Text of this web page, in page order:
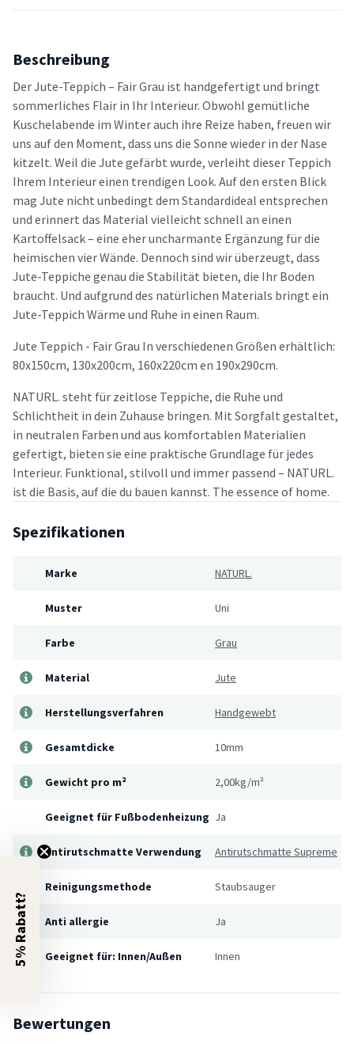
Beschreibung
Der Jute-Teppich – Fair Grau ist handgefertigt und bringt
sommerliches Flair in Ihr Interieur. Obwohl gemütliche
Kuschelabende im Winter auch ihre Reize haben, freuen wir
uns auf den Moment, dass uns die Sonne wieder in der Nase
kitzelt. Weil die Jute gefärbt wurde, verleiht dieser Teppich
Ihrem Interieur einen trendigen Look. Auf den ersten Blick
mag Jute nicht unbedingt dem Standardideal entsprechen
und erinnert das Material vielleicht schnell an einen
Kartoffelsack – eine eher uncharmante Ergänzung für die
heimischen vier Wände. Dennoch sind wir überzeugt, dass
Jute-Teppiche genau die Stabilität bieten, die Ihr Boden
braucht. Und aufgrund des natürlichen Materials bringt ein
Jute-Teppich Wärme und Ruhe in einen Raum.
Jute Teppich - Fair Grau In verschiedenen Größen erhältlich:
80x150cm, 130x200cm, 160x220cm en 190x290cm.
NATURL. steht für zeitlose Teppiche, die Ruhe und
Schlichtheit in dein Zuhause bringen. Mit Sorgfalt gestaltet,
in neutralen Farben und aus komfortablen Materialien
gefertigt, bieten sie eine praktische Grundlage für jedes
Interieur. Funktional, stilvoll und immer passend – NATURL.
ist die Basis, auf die du bauen kannst. The essence of home.
Spezifikationen
Marke NATURL.
Muster Uni
Farbe Grau
Material Jute
Herstellungsverfahren Handgewebt
Gesamtdicke 10mm
Gewicht pro m² 2,00kg/m²
Geeignet für Fußbodenheizung Ja
Antirutschmatte Verwendung Antirutschmatte Supreme
Reinigungsmethode Staubsauger
Anti allergie Ja
Geeignet für: Innen/Außen Innen
Bewertungen
5% Rabatt?